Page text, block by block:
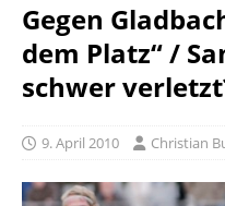
Gegen
dem Platz“ /
schwer
9. April 2010 Christian